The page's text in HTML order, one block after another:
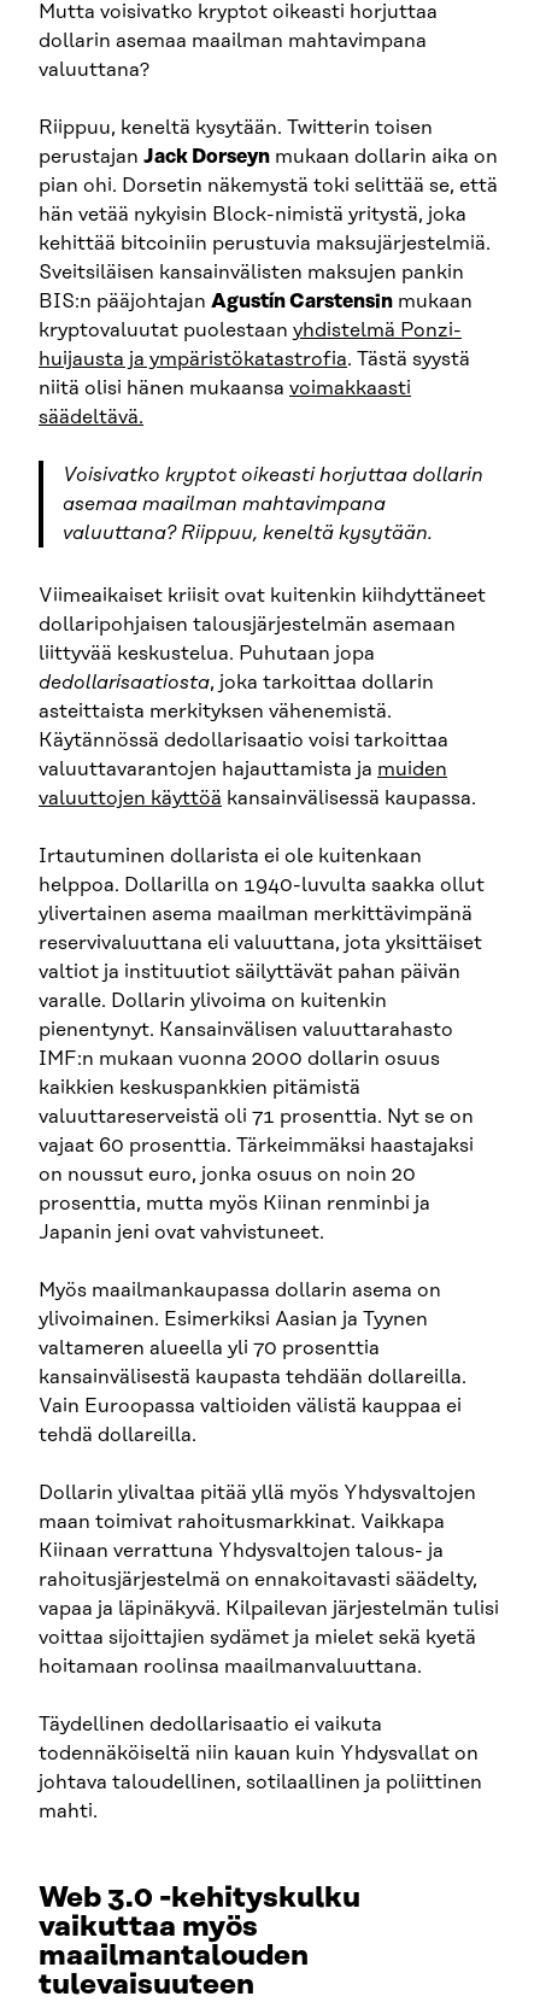
Mutta voisivatko kryptot oikeasti horjuttaa
dollarin asemaa maailman mahtavimpana
valuuttana?
Riippuu, keneltä kysytään. Twitterin toisen
perustajan Jack Dorseyn mukaan dollarin aika on
pian ohi. Dorsetin näkemystä toki selittää se, että
hän vetää nykyisin Block-nimistä yritystä, joka
kehittää bitcoiniin perustuvia maksujärjestelmiä.
Sveitsiläisen kansainvälisten maksujen pankin
BIS:n pääjohtajan Agustín Carstensin mukaan
kryptovaluutat puolestaan yhdistelmä Ponzi-
huijausta ja ympäristökatastrofia. Tästä syystä
niitä olisi hänen mukaansa voimakkaasti
säädeltävä.
Voisivatko kryptot oikeasti horjuttaa dollarin
asemaa maailman mahtavimpana
valuuttana? Riippuu, keneltä kysytään.
Viimeaikaiset kriisit ovat kuitenkin kiihdyttäneet
dollaripohjaisen talousjärjestelmän asemaan
liittyvää keskustelua. Puhutaan jopa
dedollarisaatiosta, joka tarkoittaa dollarin
asteittaista merkityksen vähenemistä.
Käytännössä dedollarisaatio voisi tarkoittaa
valuuttavarantojen hajauttamista ja muiden
valuuttojen käyttöä kansainvälisessä kaupassa.
Irtautuminen dollarista ei ole kuitenkaan
helppoa. Dollarilla on 1940-luvulta saakka ollut
ylivertainen asema maailman merkittävimpänä
reservivaluuttana eli valuuttana, jota yksittäiset
valtiot ja instituutiot säilyttävät pahan päivän
varalle. Dollarin ylivoima on kuitenkin
pienentynyt. Kansainvälisen valuuttarahasto
IMF:n mukaan vuonna 2000 dollarin osuus
kaikkien keskuspankkien pitämistä
valuuttareserveistä oli 71 prosenttia. Nyt se on
vajaat 60 prosenttia. Tärkeimmäksi haastajaksi
on noussut euro, jonka osuus on noin 20
prosenttia, mutta myös Kiinan renminbi ja
Japanin jeni ovat vahvistuneet.
Myös maailmankaupassa dollarin asema on
ylivoimainen. Esimerkiksi Aasian ja Tyynen
valtameren alueella yli 70 prosenttia
kansainvälisestä kaupasta tehdään dollareilla.
Vain Euroopassa valtioiden välistä kauppaa ei
tehdä dollareilla.
Dollarin ylivaltaa pitää yllä myös Yhdysvaltojen
maan toimivat rahoitusmarkkinat. Vaikkapa
Kiinaan verrattuna Yhdysvaltojen talous- ja
rahoitusjärjestelmä on ennakoitavasti säädelty,
vapaa ja läpinäkyvä. Kilpailevan järjestelmän tulisi
voittaa sijoittajien sydämet ja mielet sekä kyetä
hoitamaan roolinsa maailmanvaluuttana.
Täydellinen dedollarisaatio ei vaikuta
todennäköiseltä niin kauan kuin Yhdysvallat on
johtava taloudellinen, sotilaallinen ja poliittinen
mahti.
Web 3.0 -kehityskulku
vaikuttaa myös
maailmantalouden
tulevaisuuteen